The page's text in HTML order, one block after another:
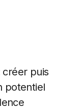
créer puis
potentiel